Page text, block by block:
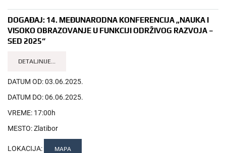
DOGAĐAJ: 14. MEĐUNARODNA KONFERENCIJA „NAUKA I
VISOKO OBRAZOVANJE U FUNKCIJI ODRŽIVOG RAZVOJA –
SED 2025“
DETALJNIJE...
DATUM OD:03.06.2025.
DATUM DO:06.06.2025.
VREME: 17:00h
MESTO:Zlatibor
LOKACIJA: MAPA